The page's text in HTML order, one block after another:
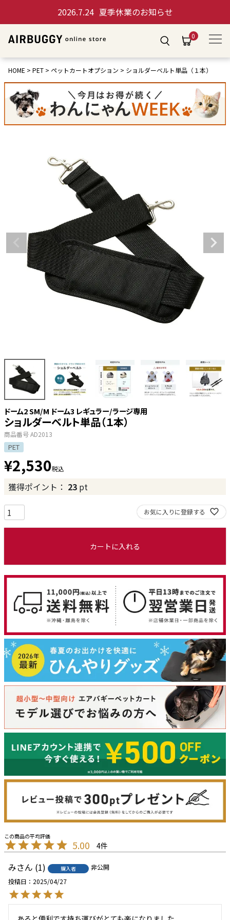
2026.7.24 夏季休業のお知らせ
0
HOME PET ペットカートオプション ショルダーベルト単品（１本）
ドーム2 SM/M ドーム3 レギュラー/ラージ専用
ショルダーベルト単品（１本）
商品番号AD2013
PET
¥2,530税込
獲得ポイント： 23 pt
お気に入りに登録する
カートに入れる
5.00 4
み 1 購入者
非公開
投稿日
2025/04/27